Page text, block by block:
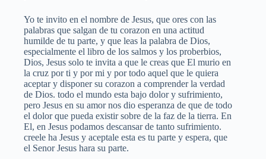
Yo te invito en el nombre de Jesus, que ores con las
palabras que salgan de tu corazon en una actitud
humilde de tu parte, y que leas la palabra de Dios,
especialmente el libro de los salmos y los proberbios,
Dios, Jesus solo te invita a que le creas que El murio en
la cruz por ti y por mi y por todo aquel que le quiera
aceptar y disponer su corazon a comprender la verdad
de Dios. todo el mundo esta bajo dolor y sufrimiento,
pero Jesus en su amor nos dio esperanza de que de todo
el dolor que pueda existir sobre de la faz de la tierra. En
El, en Jesus podamos descansar de tanto sufrimiento.
creele ha Jesus y aceptale esta es tu parte y espera, que
el Senor Jesus hara su parte.